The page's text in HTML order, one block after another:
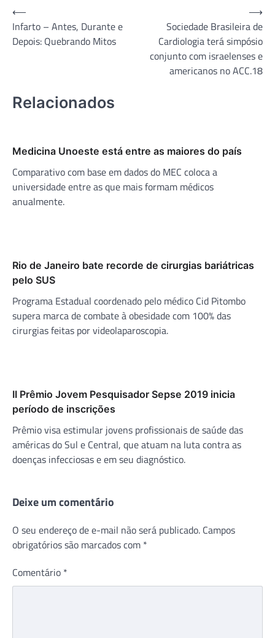
Navegação
de
Post
⟵
Infarto – Antes, Durante e
Depois: Quebrando Mitos
Sociedade Brasileira de
Cardiologia terá simpósio
conjunto com israelenses e
americanos no ACC.18
⟶
Relacionados
Medicina Unoeste está entre as maiores do país
Comparativo com base em dados do MEC coloca a
universidade entre as que mais formam médicos
anualmente.
Rio de Janeiro bate recorde de cirurgias bariátricas
pelo SUS
Programa Estadual coordenado pelo médico Cid Pitombo
supera marca de combate à obesidade com 100% das
cirurgias feitas por videolaparoscopia.
II Prêmio Jovem Pesquisador Sepse 2019 inicia
período de inscrições
Prêmio visa estimular jovens profissionais de saúde das
américas do Sul e Central, que atuam na luta contra as
doenças infecciosas e em seu diagnóstico.
Deixe um comentário
O seu endereço de e-mail não será publicado. Campos
obrigatórios são marcados com *
Comentário *